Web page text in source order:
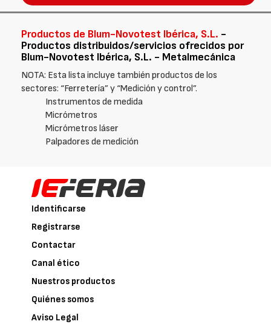
Productos de Blum-Novotest Ibérica, S.L. -
Productos distribuidos/servicios ofrecidos por
Blum-Novotest Ibérica, S.L. - Metalmecánica
NOTA: Esta lista incluye también productos de los
sectores: “Ferretería” y “Medición y control”.
Instrumentos de medida
Micrómetros
Micrómetros láser
Palpadores de medición
Identificarse
Registrarse
Contactar
Canal ético
Nuestros productos
Quiénes somos
Aviso Legal